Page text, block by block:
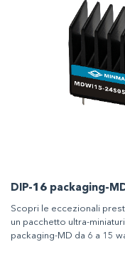
DIP-16 packaging-
Scopri le eccezionali
un pacchetto ultra-
packaging-MD da 6 a 15